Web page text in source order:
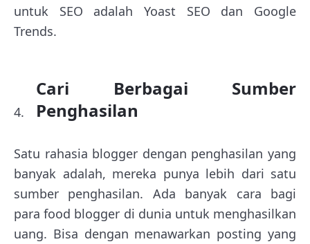
untuk SEO adalah Yoast SEO dan Google
Trends.
Cari Berbagai Sumber
Penghasilan
Satu rahasia blogger dengan penghasilan yang
banyak adalah, mereka punya lebih dari satu
sumber penghasilan. Ada banyak cara bagi
para food blogger di dunia untuk menghasilkan
uang. Bisa dengan menawarkan posting yang